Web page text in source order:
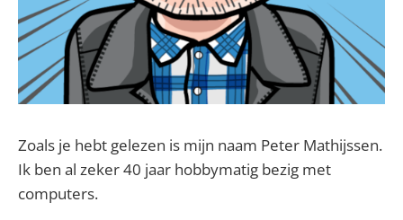
Zoals je hebt gelezen is mijn naam Peter Mathijssen.
Ik ben al zeker 40 jaar hobbymatig bezig met
computers.